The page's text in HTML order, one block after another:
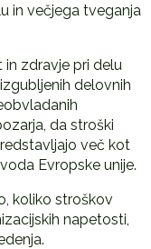
in večjega tveganja
zdravje pri delu
delovnih
da stroški
več kot
Evropske unije.
koliko stroškov
napetosti,